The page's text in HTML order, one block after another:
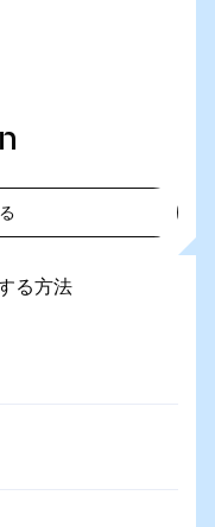
る方法